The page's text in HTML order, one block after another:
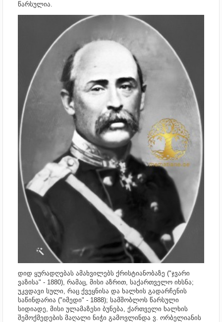
წარსულია.
დიდ ყურადღებას ამახვილებს ქრისტიანობაზე ("ჯვარი
ვაზისა" - 1880), რამაც, მისი აზრით, საქართველო იხსნა;
უკვდავი სული, რაც ქვეყნისა და ხალხის გადარჩენის
საწინდარია ("იმედი" - 1888); სამშობლოს წარსული
სიდიადე, მისი ულამაზესი ბუნება, ქართველი ხალხის
შემოქმედების მაღალი ნიჭი გამოვლინდა ვ. ორბელიანის